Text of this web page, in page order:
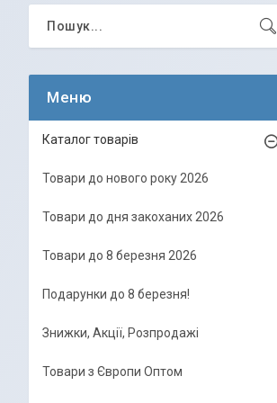
Каталог товарів
Товари до нового року 2026
Товари до дня закоханих 2026
Товари до 8 березня 2026
Подарунки до 8 березня!
Знижки, Акції, Розпродажі
Товари з Європи Оптом